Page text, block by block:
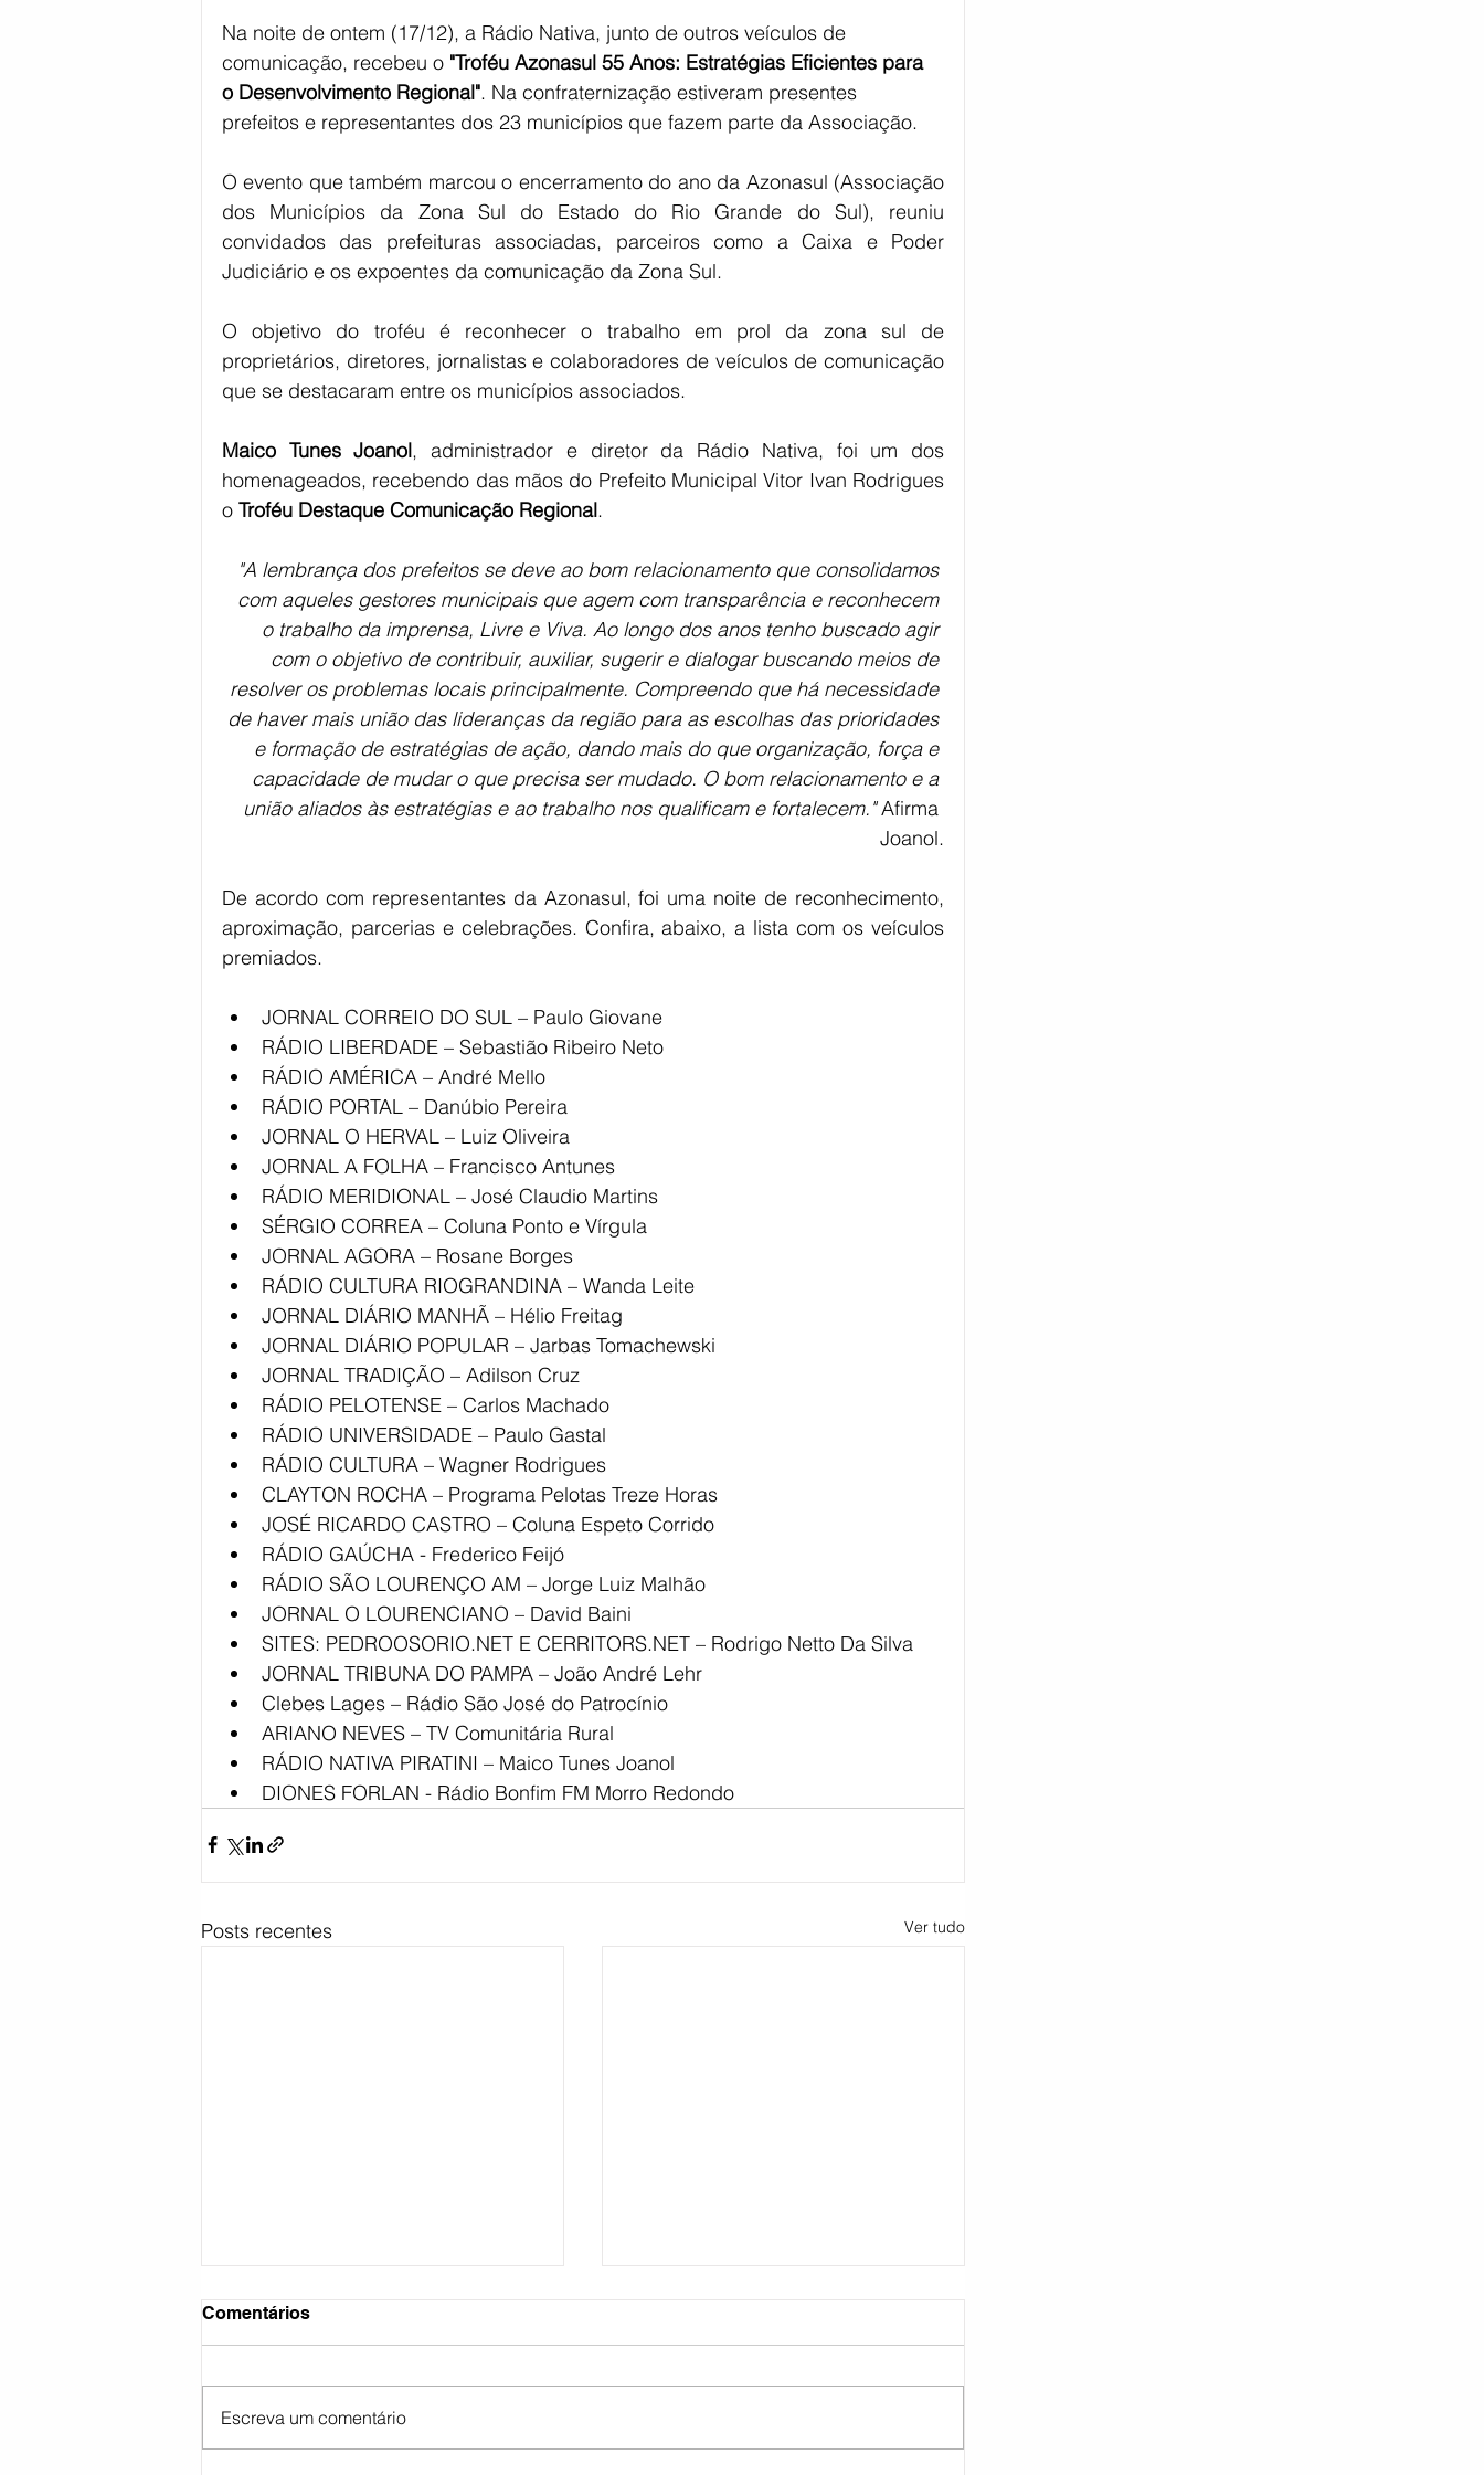
Na noite de ontem (17/12), a Rádio Nativa, junto de outros veículos de
comunicação, recebeu o "Troféu Azonasul 55 Anos: Estratégias Eficientes para
o Desenvolvimento Regional". Na confraternização estiveram presentes
prefeitos e representantes dos 23 municípios que fazem parte da Associação.
O evento que também marcou o encerramento do ano da Azonasul (Associação
dos Municípios da Zona Sul do Estado do Rio Grande do Sul), reuniu
convidados das prefeituras associadas, parceiros como a Caixa e Poder
Judiciário e os expoentes da comunicação da Zona Sul.
O objetivo do troféu é reconhecer o trabalho em prol da zona sul de
proprietários, diretores, jornalistas e colaboradores de veículos de comunicação
que se destacaram entre os municípios associados.
Maico Tunes Joanol, administrador e diretor da Rádio Nativa, foi um dos
homenageados, recebendo das mãos do Prefeito Municipal Vitor Ivan Rodrigues
o Troféu Destaque Comunicação Regional.
"A lembrança dos prefeitos se deve ao bom relacionamento que consolidamos
com aqueles gestores municipais que agem com transparência e reconhecem
o trabalho da imprensa, Livre e Viva. Ao longo dos anos tenho buscado agir
com o objetivo de contribuir, auxiliar, sugerir e dialogar buscando meios de
resolver os problemas locais principalmente. Compreendo que há necessidade
de haver mais união das lideranças da região para as escolhas das prioridades
e formação de estratégias de ação, dando mais do que organização, força e
capacidade de mudar o que precisa ser mudado. O bom relacionamento e a
união aliados às estratégias e ao trabalho nos qualificam e fortalecem." Afirma
Joanol.
De acordo com representantes da Azonasul, foi uma noite de reconhecimento,
aproximação, parcerias e celebrações. Confira, abaixo, a lista com os veículos
premiados.
JORNAL CORREIO DO SUL – Paulo Giovane
RÁDIO LIBERDADE – Sebastião Ribeiro Neto
RÁDIO AMÉRICA – André Mello
RÁDIO PORTAL – Danúbio Pereira
JORNAL O HERVAL – Luiz Oliveira
JORNAL A FOLHA – Francisco Antunes
RÁDIO MERIDIONAL – José Claudio Martins
SÉRGIO CORREA – Coluna Ponto e Vírgula
JORNAL AGORA – Rosane Borges
RÁDIO CULTURA RIOGRANDINA – Wanda Leite
JORNAL DIÁRIO MANHÃ – Hélio Freitag
JORNAL DIÁRIO POPULAR – Jarbas Tomachewski
JORNAL TRADIÇÃO – Adilson Cruz
RÁDIO PELOTENSE – Carlos Machado
RÁDIO UNIVERSIDADE – Paulo Gastal
RÁDIO CULTURA – Wagner Rodrigues
CLAYTON ROCHA – Programa Pelotas Treze Horas
JOSÉ RICARDO CASTRO – Coluna Espeto Corrido
RÁDIO GAÚCHA - Frederico Feijó
RÁDIO SÃO LOURENÇO AM – Jorge Luiz Malhão
JORNAL O LOURENCIANO – David Baini
SITES: PEDROOSORIO.NET E CERRITORS.NET – Rodrigo Netto Da Silva
JORNAL TRIBUNA DO PAMPA – João André Lehr
Clebes Lages – Rádio São José do Patrocínio
ARIANO NEVES – TV Comunitária Rural
RÁDIO NATIVA PIRATINI – Maico Tunes Joanol
DIONES FORLAN - Rádio Bonfim FM Morro Redondo​
Posts recentes Ver tudo
Comentários
Escreva um comentário